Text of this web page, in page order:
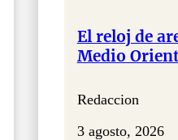
El reloj de
Medio
Redaccion
3 agosto, 2026